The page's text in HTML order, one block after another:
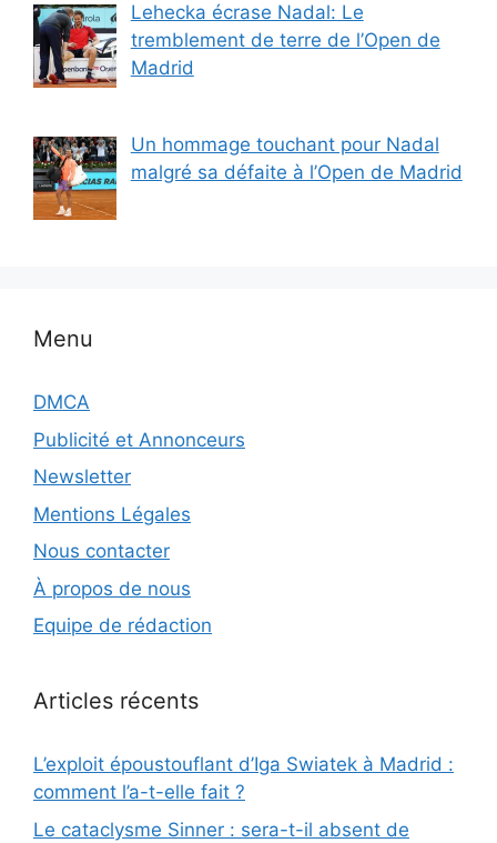
Lehecka écrase Nadal: Le
tremblement de terre de l’Open de
Madrid
Un hommage touchant pour Nadal
malgré sa défaite à l’Open de Madrid
Menu
DMCA
Publicité et Annonceurs
Newsletter
Mentions Légales
Nous contacter
À propos de nous
Equipe de rédaction
Articles récents
L’exploit époustouflant d’Iga Swiatek à Madrid :
comment l’a-t-elle fait ?
Le cataclysme Sinner : sera-t-il absent de